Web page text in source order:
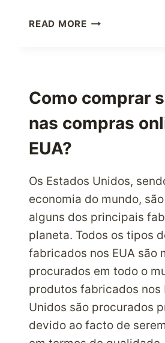
READ MORECOMO
ENVIO
PESSOAL
DOS
EUA?
Como comprar
nas compras
EUA?
Os Estados Unidos,
economia do mundo,
alguns dos principais
planeta. Todos os tipos
fabricados nos EUA são
procurados em todo o
produtos fabricados nos
Unidos são procurados
devido ao facto de